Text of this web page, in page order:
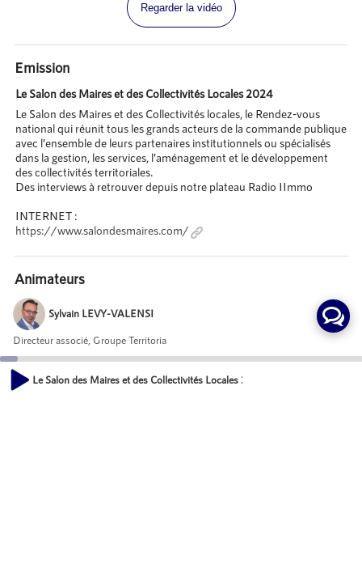
Regarder la vidéo
Emission
Le Salon des Maires et des Collectivités Locales 2024
Le Salon des Maires et des Collectivités locales, le Rendez-vous
national qui réunit tous les grands acteurs de la commande publique
avec l’ensemble de leurs partenaires institutionnels ou spécialisés
dans la gestion, les services, l’aménagement et le développement
des collectivités territoriales.
Des interviews à retrouver depuis notre plateau Radio IImmo
INTERNET :
https://www.salondesmaires.com/
Animateurs
Sylvain LEVY-VALENSI
Directeur associé, Groupe Territoria
Le Salon des Maires et des Collectivités Locales 2024 - Florian